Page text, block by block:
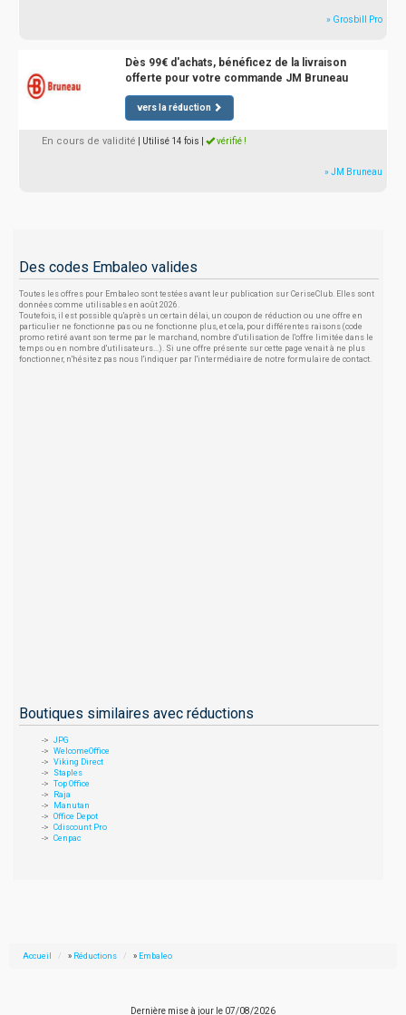
» Grosbill Pro
Dès 99€ d'achats, bénéficez de la livraison
offerte pour votre commande JM Bruneau
vers la réduction
En cours de validité | Utilisé 14 fois vérifié !
» JM Bruneau
Des codes Embaleo valides
Toutes les offres pour Embaleo sont testées avant leur publication sur CeriseClub. Elles sont
données comme utilisables en août 2026.
Toutefois, il est possible qu'après un certain délai, un coupon de réduction ou une offre en
particulier ne fonctionne pas ou ne fonctionne plus, et cela, pour différentes raisons (code
promo retiré avant son terme par le marchand, nombre d'utilisation de l'offre limitée dans le
temps ou en nombre d'utilisateurs...). Si une offre présente sur cette page venait à ne plus
fonctionner, n'hésitez pas nous l'indiquer par l'intermédiaire de notre formulaire de contact.
Boutiques similaires avec réductions
JPG
WelcomeOffice
Viking Direct
Staples
Top Office
Raja
Manutan
Office Depot
Cdiscount Pro
Cenpac
Accueil » Réductions » Embaleo
Dernière mise à jour le 07/08/2026